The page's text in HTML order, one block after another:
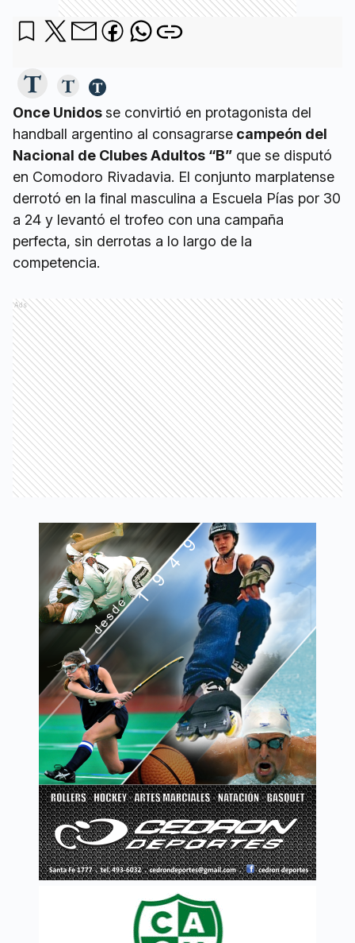
Once Unidosse convirtió en protagonista del
handball argentino al consagrarse campeón del
Nacional de Clubes Adultos “B” que se disputó
en Comodoro Rivadavia. El conjunto marplatense
derrotó en la final masculina a Escuela Pías por 30
a 24 y levantó el trofeo con una campaña
perfecta, sin derrotas a lo largo de la
competencia.
Ads